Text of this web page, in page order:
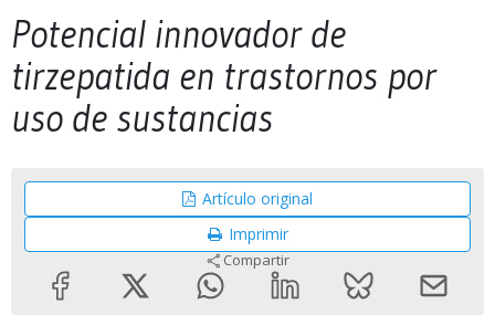
Potencial innovador de
tirzepatida en trastornos por
uso de sustancias
Artículo original
Imprimir
Compartir